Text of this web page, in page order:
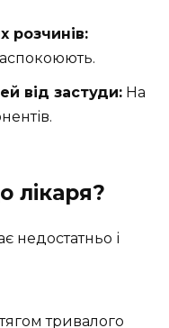
розчинів:
від застуди: На
лікаря?
недостатньо і
тривалого